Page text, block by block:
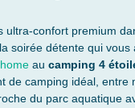
confort premium
soirée détente qui vous
au camping 4
de camping idéal,
du parc aquatique